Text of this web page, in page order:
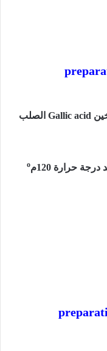
Gallic acid الصلب
درجة حرارة 120مo